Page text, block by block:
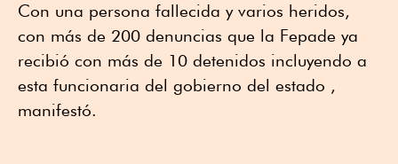
Con una persona fallecida y varios heridos,
con más de 200 denuncias que la Fepade ya
recibió con más de 10 detenidos incluyendo a
esta funcionaria del gobierno del estado ,
manifestó.